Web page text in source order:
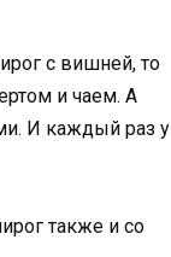
с вишней, то
и чаем. А
И каждый раз у
также и со